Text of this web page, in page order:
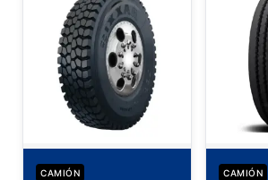
CAMIÓN CAMIÓN